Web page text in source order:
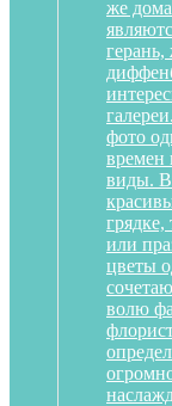
же
фото
времен
виды.
или
цветы
волю